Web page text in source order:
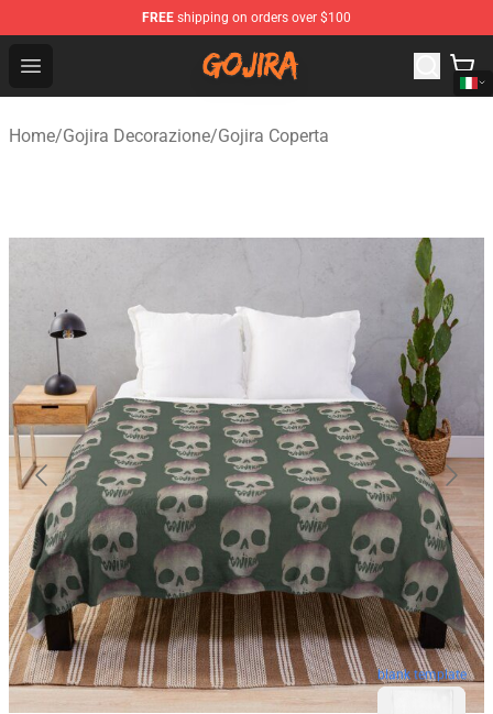
FREE shipping on orders over $100
Open menu
Gojira Shop - Official Gojira Merchandise Store
Home/Gojira Decorazione/Gojira Coperta
blank template